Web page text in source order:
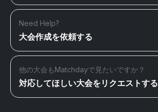
Need Help?
大会作成を依頼する
他の大会もMatchdayで見たいですか？
対応してほしい大会をリクエストする